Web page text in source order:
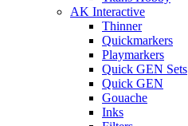
AK Interactive
Thinner
Quickmarkers
Playmarkers
Quick GEN Sets
Quick GEN
Gouache
Inks